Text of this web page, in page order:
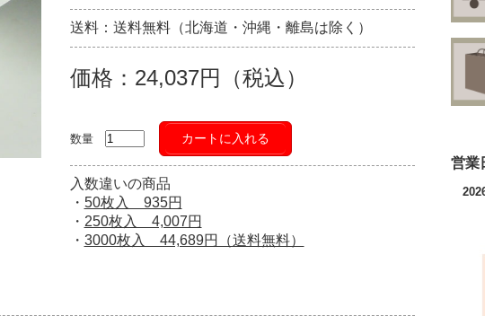
送料：送料無料（北海道・沖縄・離島は除く）
価格：24,037円（税込）
数量 カートに入れる
入数違いの商品
・ 50枚入 935円
・ 250枚入 4,007円
・ 3000枚入 44,689円（送料無料）
営業